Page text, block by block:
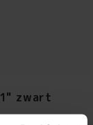
zwart